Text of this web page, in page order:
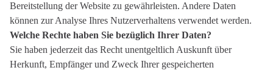
Bereitstellung der Website zu gewährleisten. Andere Daten
können zur Analyse Ihres Nutzerverhaltens verwendet werden.
Welche Rechte haben Sie bezüglich Ihrer Daten?
Sie haben jederzeit das Recht unentgeltlich Auskunft über
Herkunft, Empfänger und Zweck Ihrer gespeicherten